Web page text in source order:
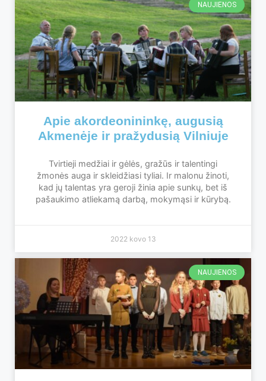
NAUJIENOS
Apie akordeonininkę, augusią
Akmenėje ir pražydusią Vilniuje
Tvirtieji medžiai ir gėlės, gražūs ir talentingi
žmonės auga ir skleidžiasi tyliai. Ir malonu žinoti,
kad jų talentas yra geroji žinia apie sunkų, bet iš
pašaukimo atliekamą darbą, mokymąsi ir kūrybą.
2022 kovo 13
NAUJIENOS